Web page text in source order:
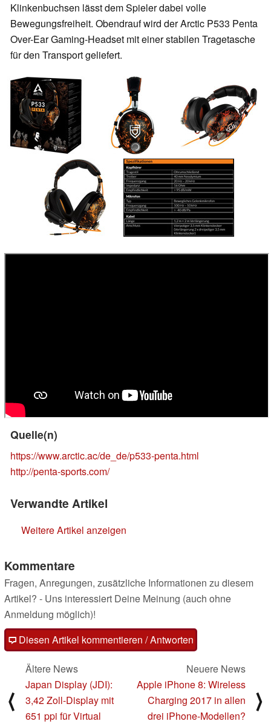
Klinkenbuchsen lässt dem Spieler dabei volle
Bewegungsfreiheit. Obendrauf wird der Arctic P533 Penta
Over-Ear Gaming-Headset mit einer stabilen Tragetasche
für den Transport geliefert.
Quelle(n)
https://www.arctic.ac/de_de/p533-penta.html
http://penta-sports.com/
Verwandte Artikel
Weitere Artikel anzeigen
Kommentare
Fragen, Anregungen, zusätzliche Informationen zu diesem
Artikel? - Uns interessiert Deine Meinung (auch ohne
Anmeldung möglich)!
Diesen Artikel kommentieren / Antworten
⟨
Ältere News
Japan Display (JDI):
3,42 Zoll-Display mit
651 ppi für Virtual
Neuere News
Apple iPhone 8: Wireless
Charging 2017 in allen
drei iPhone-Modellen?
⟩